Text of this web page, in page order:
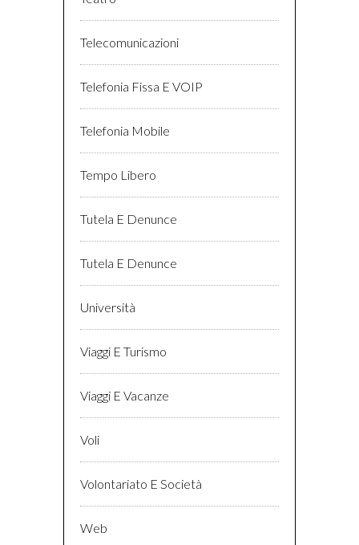
Telecomunicazioni
Telefonia Fissa E VOIP
Telefonia Mobile
Tempo Libero
Tutela E Denunce
Tutela E Denunce
Università
Viaggi E Turismo
Viaggi E Vacanze
Voli
Volontariato E Società
Web